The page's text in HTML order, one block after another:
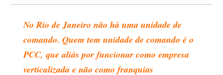
No Rio de Janeiro não há uma unidade de
comando. Quem tem unidade de comando é o
PCC, que aliás por funcionar como empresa
verticalizada e não como franquias